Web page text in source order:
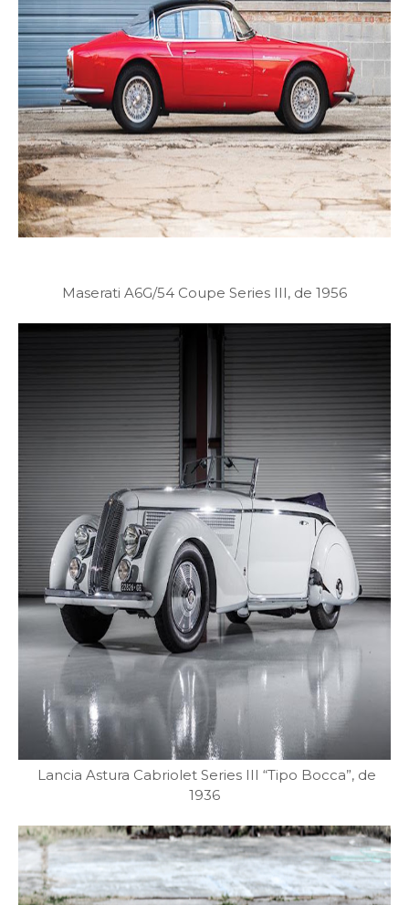
Maserati A6G/54 Coupe Series III, de 1956
Lancia Astura Cabriolet Series III “Tipo Bocca”, de
1936